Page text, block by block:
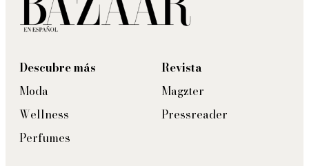
Descubre más
Moda
Wellness
Perfumes
Revista
Magzter
Pressreader